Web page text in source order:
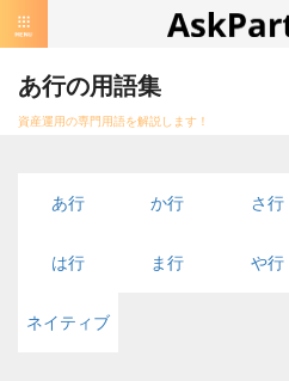
あ行の用語集
資産運用の専門用語を解説します！
あ行 か行 さ行
は行 ま行 や行
ネイティブ